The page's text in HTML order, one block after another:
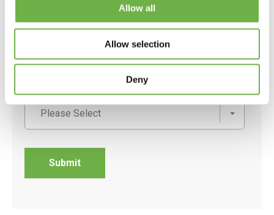
Allow all
Allow selection
Deny
Please Select